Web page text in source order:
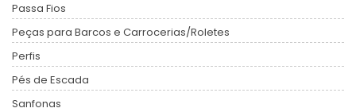
Passa Fios
Peças para Barcos e Carrocerias/Roletes
Perfis
Pés de Escada
Sanfonas